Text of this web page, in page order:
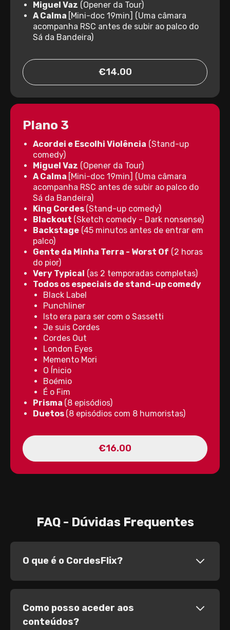
Miguel Vaz (Opener da Tour)
A Calma [Mini-doc 19min] (Uma câmara
acompanha RSC antes de subir ao palco do
Sá da Bandeira)
€14.00
Plano 3
Acordei e Escolhi Violência (Stand-up
comedy)
Miguel Vaz (Opener da Tour)
A Calma [Mini-doc 19min] (Uma câmara
acompanha RSC antes de subir ao palco do
Sá da Bandeira)
King Cordes (Stand-up comedy)
Blackout (Sketch comedy - Dark nonsense)
Backstage (45 minutos antes de entrar em
palco)
Gente da Minha Terra - Worst Of (2 horas
do pior)
Very Typical (as 2 temporadas completas)
Todos os especiais de stand-up comedy
Black Label
Punchliner
Isto era para ser com o Sassetti
Je suis Cordes
Cordes Out
London Eyes
Memento Mori
O Ínicio
Boémio
É o Fim
Prisma (8 episódios)
Duetos (8 episódios com 8 humoristas)
€16.00
FAQ - Dúvidas Frequentes
O que é o CordesFlix?
Como posso aceder aos
conteúdos?